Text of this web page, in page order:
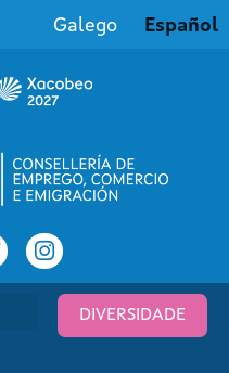
Galego Español
DIVERSIDADE